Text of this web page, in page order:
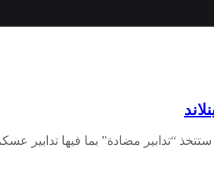
“تدابير مضادة” بما فيها تدابير